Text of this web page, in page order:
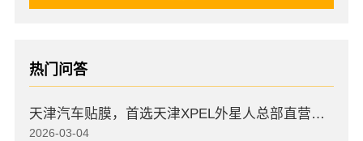
热门问答
天津汽车贴膜，首选天津XPEL外星人总部直营店，高口碑店
2026-03-04